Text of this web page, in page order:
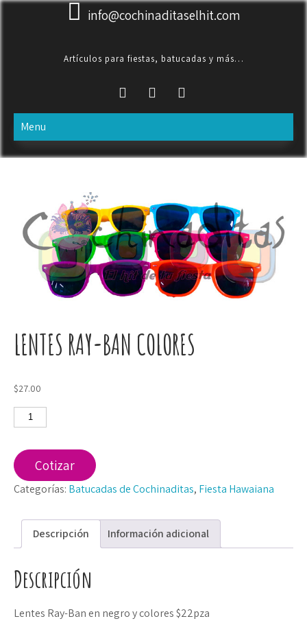
Skip
info@cochinaditaselhit.com
Artículos para fiestas, batucadas y más…
Menu
LENTES RAY-BAN COLORES
$27.00
Lentes
Ray-
Ban
colores
cantidad
Cotizar
Categorías: Batucadas de Cochinaditas, Fiesta Hawaiana
Descripción Información adicional
Descripción
Lentes Ray-Ban en negro y colores $22pza